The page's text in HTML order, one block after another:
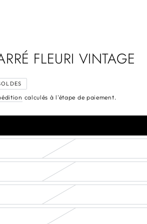
FLEURI VINTAGE
calculés à l'étape de paiement.